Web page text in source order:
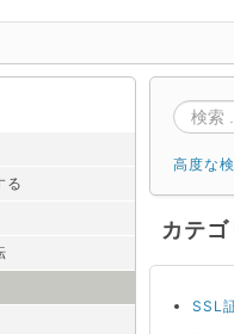
る
高度な
カテ
SSL